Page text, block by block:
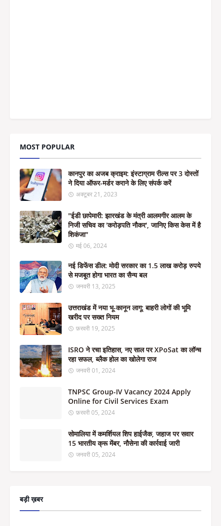
MOST POPULAR
कानपुर का अजब क्राइम: इंस्टाग्राम रील्स पर 3 दोस्तों
ने दिया ऑफर-मर्डर कराने के लिए संपर्क करें
अक्टूबर 21, 2023
"ईडी छापेमारी: झारखंड के मंत्री आलमगीर आलम के
निजी सचिव का 'करोड़पति नौकर', जानिए किस केस में है
शिकंजा"
मई 06, 2024
नई डिफेंस डील: मोदी सरकार का 1.5 लाख करोड़ रुपये
से मजबूत होगा भारत का सैन्य बल
जनवरी 13, 2025
उत्तराखंड में नया भू-कानून लागू: बाहरी लोगों की भूमि
खरीद पर सख्त नियम
फ़रवरी 19, 2025
ISRO ने रचा इतिहास, नए साल पर XPoSat का लॉन्च
रहा सफल, ब्लैक होल का खोलेगा राज
जनवरी 01, 2024
TNPSC Group-IV Vacancy 2024 Apply
Online for Civil Services Exam
फ़रवरी 05, 2024
सोमालिया में कमर्शियल शिप हाईजैक, जहाज पर सवार
15 भारतीय क्रू मेंबर, नौसेना की कार्रवाई जारी
जनवरी 05, 2024
बड़ी ख़बर